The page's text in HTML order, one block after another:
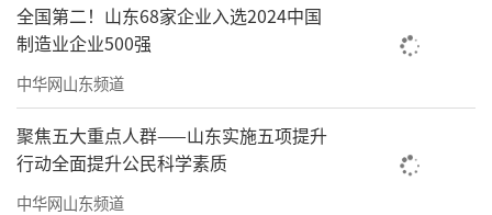
全国第二！山东68家企业入选2024中国
制造业企业500强
中华网山东频道
聚焦五大重点人群——山东实施五项提升
行动全面提升公民科学素质
中华网山东频道